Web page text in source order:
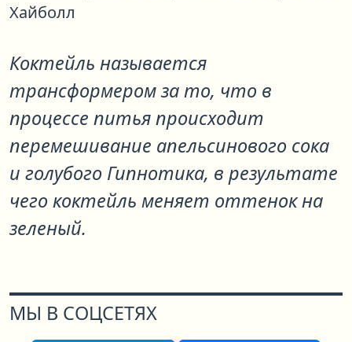
Хайболл
Коктейль называется
трансформером за то, что в
процессе питья происходит
перемешивание апельсинового сока
и голубого Гипнотика, в результате
чего коктейль меняет оттенок на
зеленый.
МЫ В СОЦСЕТЯХ